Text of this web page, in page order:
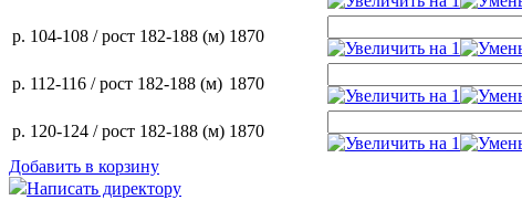
р. 104-108 / рост 182-188 (м) 1870
р. 112-116 / рост 182-188 (м) 1870
р. 120-124 / рост 182-188 (м) 1870
Добавить в корзину
Написать директору